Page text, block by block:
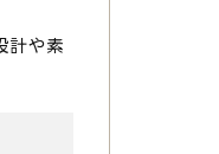
計や素